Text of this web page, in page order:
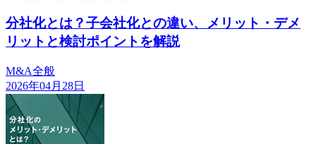
分社化とは？子会社化との違い、メリット・デメ
リットと検討ポイントを解説
M&A全般
2026年04月28日